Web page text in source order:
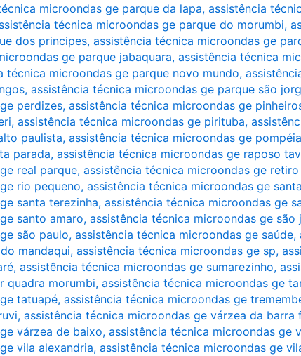
microondas ge parque da lapa, assistência
técnica microondas ge parque do morumbi,
dos principes, assistência técnica microondas ge
ge parque jabaquara, assistência técnica
técnica microondas ge parque novo mundo,
, assistência técnica microondas ge parque são
perdizes, assistência técnica microondas ge
, assistência técnica microondas ge pirituba,
paulista, assistência técnica microondas ge pompéia
parada, assistência técnica microondas ge raposo
real parque, assistência técnica microondas ge
rio pequeno, assistência técnica microondas ge
santa terezinha, assistência técnica microondas ge
santo amaro, assistência técnica microondas ge são
são paulo, assistência técnica microondas ge saúde,
mandaqui, assistência técnica microondas ge sp,
, assistência técnica microondas ge sumarezinho,
quadra morumbi, assistência técnica microondas ge
tatuapé, assistência técnica microondas ge
, assistência técnica microondas ge várzea da barra
várzea de baixo, assistência técnica microondas ge
vila alexandria, assistência técnica microondas ge